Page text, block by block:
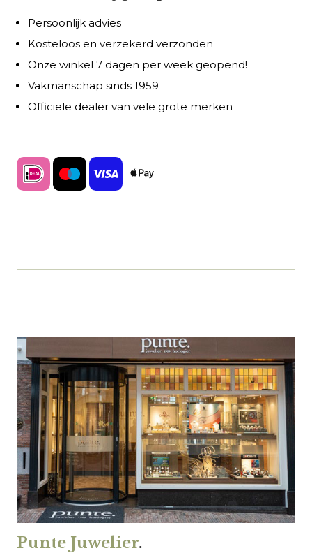
Persoonlijk advies
Kosteloos en verzekerd verzonden
Onze winkel 7 dagen per week geopend!
Vakmanschap sinds 1959
Officiële dealer van vele grote merken
Punte Juwelier.